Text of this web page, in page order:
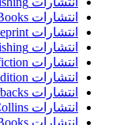
انتشارات Greenwillow Books
انتشارات Greenwillow Books; Reprint
انتشارات Gulf Professional Publishing
انتشارات Harlequin Nonfiction
انتشارات Harmony; Reprint edition
انتشارات Harper Paperbacks
انتشارات HarperCollins
انتشارات HarperCollins Children's Books